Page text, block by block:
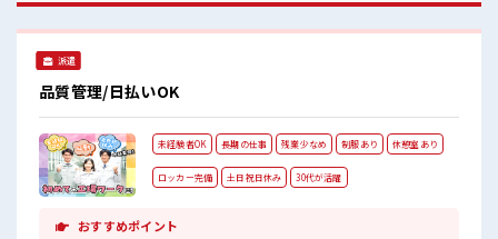
ランチや休憩も充実しそう♪ 職場にはロッカー完備！ 私物の
置きすぎには注意が必要ですね★ 残業多め！ 稼ぎたい方は必
派遣
品質管理/日払いOK
未経験者OK 長期の仕事 残業少なめ 制服あり 休憩室あり
ロッカー完備 土日祝日休み 30代が活躍
おすすめポイント